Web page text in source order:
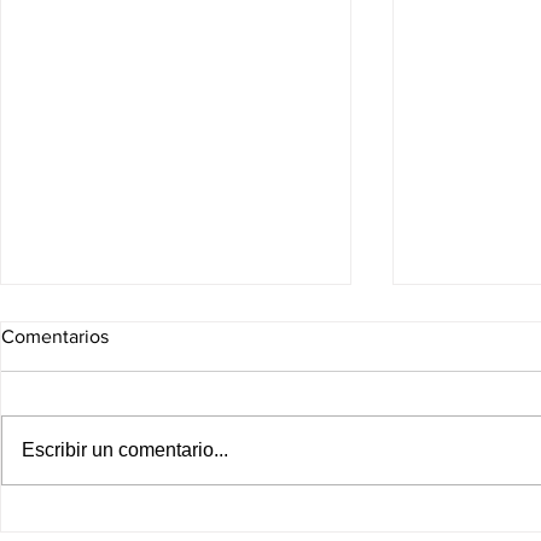
Comentarios
Escribir un comentario...